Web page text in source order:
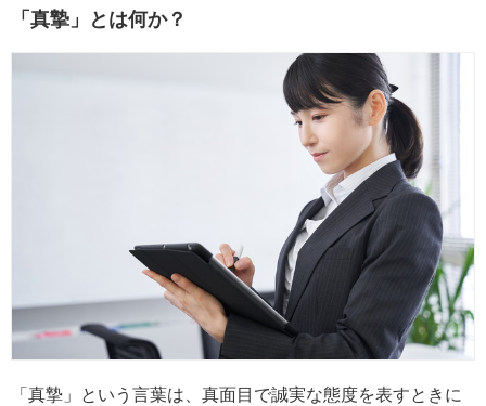
「真摯」とは何か？
「真摯」という言葉は、真面目で誠実な態度を表すときに